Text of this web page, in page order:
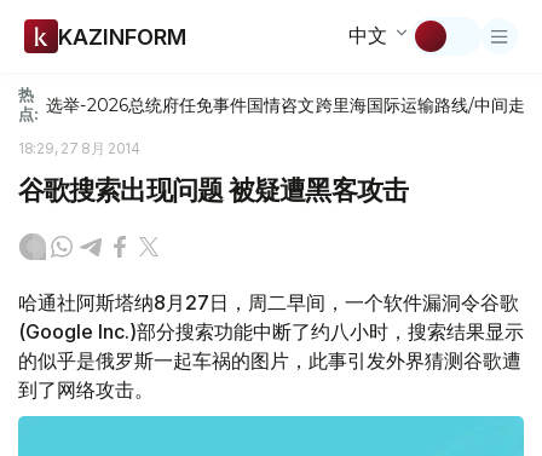
KAZINFORM 中文
热
点: 选举-2026总统府任免事件国情咨文跨里海国际运输路线/中间走廊
18:29, 27 8月 2014
谷歌搜索出现问题 被疑遭黑客攻击
哈通社阿斯塔纳8月27日，周二早间，一个软件漏洞令谷歌
(Google Inc.)部分搜索功能中断了约八小时，搜索结果显示
的似乎是俄罗斯一起车祸的图片，此事引发外界猜测谷歌遭
到了网络攻击。